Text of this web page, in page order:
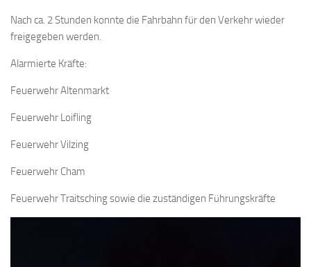
Nach ca. 2 Stunden konnte die Fahrbahn für den Verkehr wieder
freigegeben werden.
Alarmierte Kräfte:
Feuerwehr Altenmarkt
Feuerwehr Loifling
Feuerwehr Vilzing
Feuerwehr Cham
Feuerwehr Traitsching sowie die zuständigen Führungskräfte